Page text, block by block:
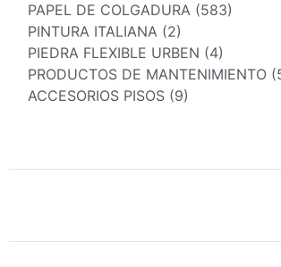
PAPEL DE COLGADURA (583)
PINTURA ITALIANA (2)
PIEDRA FLEXIBLE URBEN (4)
PRODUCTOS DE MANTENIMIENTO
ACCESORIOS PISOS (9)